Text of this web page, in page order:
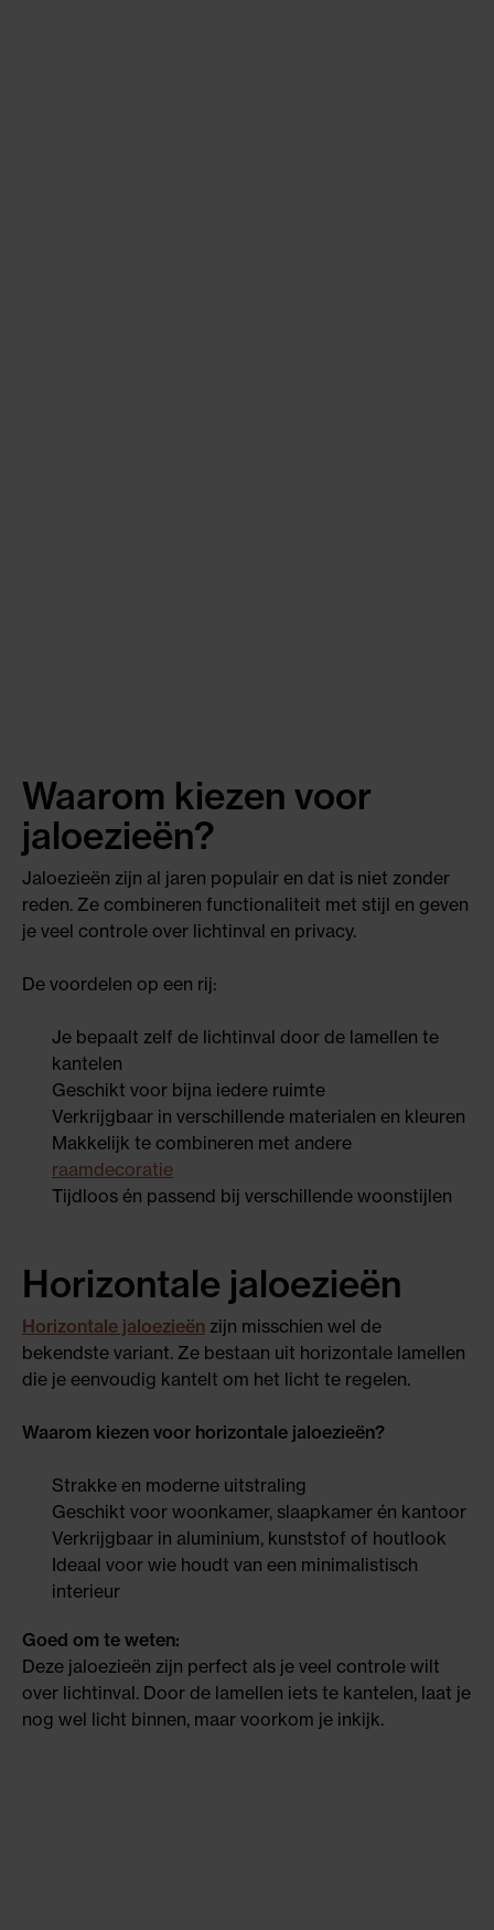
Waarom kiezen voor
jaloezieën?
Jaloezieën zijn al jaren populair en dat is niet zonder
reden. Ze combineren functionaliteit met stijl en geven
je veel controle over lichtinval en privacy.
De voordelen op een rij:
Je bepaalt zelf de lichtinval door de lamellen te
kantelen
Geschikt voor bijna iedere ruimte
Verkrijgbaar in verschillende materialen en kleuren
Makkelijk te combineren met andere
raamdecoratie
Tijdloos én passend bij verschillende woonstijlen
Horizontale jaloezieën
Horizontale jaloezieën zijn misschien wel de
bekendste variant. Ze bestaan uit horizontale lamellen
die je eenvoudig kantelt om het licht te regelen.
Waarom kiezen voor horizontale jaloezieën?
Strakke en moderne uitstraling
Geschikt voor woonkamer, slaapkamer én kantoor
Verkrijgbaar in aluminium, kunststof of houtlook
Ideaal voor wie houdt van een minimalistisch
interieur
Goed om te weten:
Deze jaloezieën zijn perfect als je veel controle wilt
over lichtinval. Door de lamellen iets te kantelen, laat je
nog wel licht binnen, maar voorkom je inkijk.